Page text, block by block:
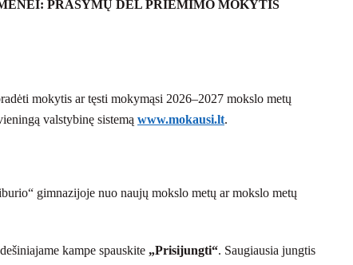
PRAŠYMŲ DĖL PRIĖMIMO MOKYTIS
mokytis ar tęsti mokymąsi 2026–2027 mokslo metų
valstybinę sistemą www.mokausi.lt.
gimnazijoje nuo naujų mokslo metų ar mokslo metų
kampe spauskite „Prisijungti“. Saugiausia jungtis